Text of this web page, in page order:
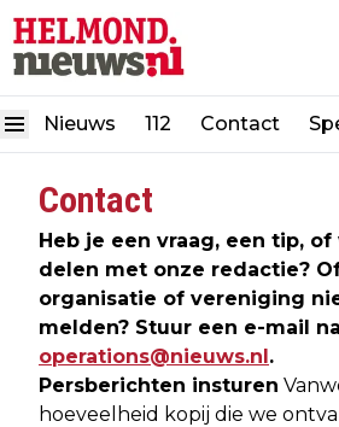
Nieuws 112 Contact
Contact
Heb je een vraag, een tip,
delen met onze redactie?
organisatie of vereniging
melden? Stuur een e-mail
operations@nieuws.nl.
Persberichten insturen
hoeveelheid kopij die we